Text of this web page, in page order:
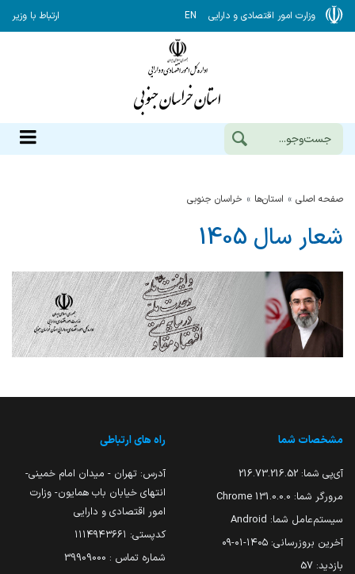
وزارت امور اقتصادی و دارایی EN ارتباط با وزیر
صفحه اصلی استان‌ها خراسان جنوبي
شعار سال 1405
مشخصات شما
آی‌پی شما: 216.73.216.52
مرورگر شما: 131.0.0.0 Chrome
سیستم‌عامل شما: Android
آخرین بروزرسانی: ۱۴۰۵-۰۱-۰۹
بازدید: 57
راه های ارتباطی
آدرس: تهران - میدان امام خمینی-
انتهای خیابان باب همایون- وزارت
امور اقتصادی و دارایی
کدپستی: ۱۱۱۴۹۴۳۶۶۱
شماره تماس : 39909000